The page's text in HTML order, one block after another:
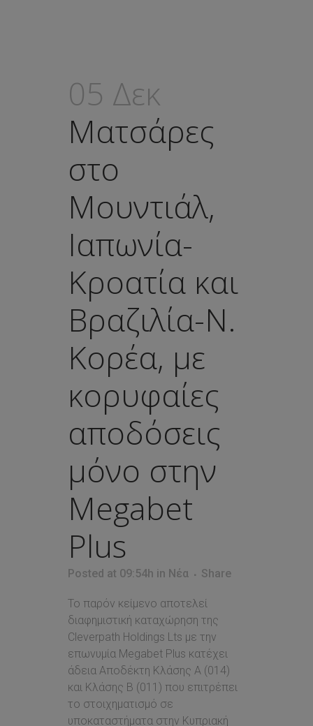
05 Δεκ
Ματσάρες
στο
Μουντιάλ,
Ιαπωνία-
Κροατία και
Βραζιλία-Ν.
Κορέα, με
κορυφαίες
αποδόσεις
μόνο στην
Megabet
Plus
Posted at 09:54h in Νέα Share
Το παρόν κείμενο αποτελεί
διαφημιστική καταχώρηση της
Cleverpath Holdings Lts με την
επωνυμία Megabet Plus κατέχει
άδεια Αποδέκτη Κλάσης Α (014)
και Κλάσης Β (011) που επιτρέπει
τo στοιχηματισμό σε
υποκαταστήματα στην Κυπριακή